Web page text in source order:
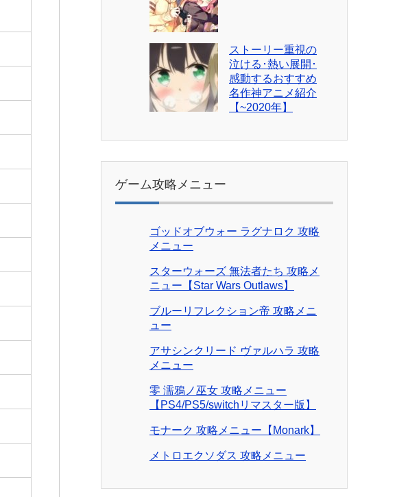
ストーリー重視の
泣ける･熱い展開･
感動するおすすめ
名作神アニメ紹介
【~2020年】
ゲーム攻略メニュー
ゴッドオブウォー ラグナロク 攻略
メニュー
スターウォーズ 無法者たち 攻略メ
ニュー【Star Wars Outlaws】
ブルーリフレクション帝 攻略メニ
ュー
アサシンクリード ヴァルハラ 攻略
メニュー
零 濡鴉ノ巫女 攻略メニュー
【PS4/PS5/switchリマスター版】
モナーク 攻略メニュー【Monark】
メトロエクソダス 攻略メニュー